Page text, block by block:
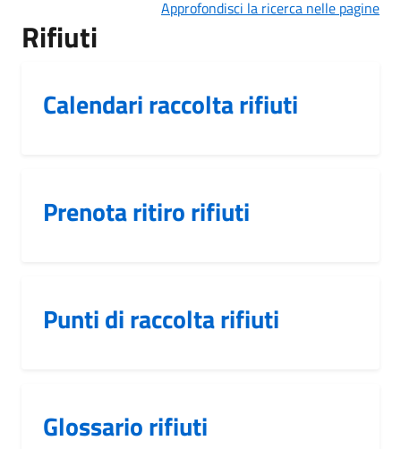
Approfondisci la ricerca nelle pagine
Rifiuti
Calendari raccolta rifiuti
Prenota ritiro rifiuti
Punti di raccolta rifiuti
Glossario rifiuti